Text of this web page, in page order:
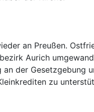
an Preußen.
Aurich
der Gesetzgebung
zu